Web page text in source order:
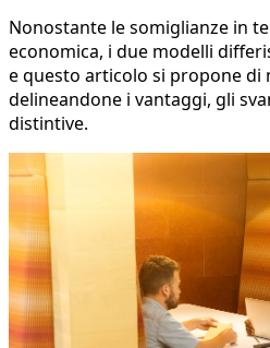
Nonostante le somiglianze in
economica, i due modelli
e questo articolo si propone
delineandone i vantaggi, gli
distintive.